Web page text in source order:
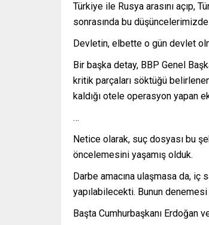
Türkiye ile Rusya arasını açıp,
sonrasında bu düşüncelerimizde
Devletin, elbette o gün devlet
Bir başka detay, BBP Genel
kritik parçaları söktüğü
kaldığı otele operasyon yapan
…
Netice olarak, suç dosyası bu
öncelemesini yaşamış olduk.
Darbe amacına ulaşmasa da, iç
yapılabilecekti. Bunun
Başta Cumhurbaşkanı Erdoğan